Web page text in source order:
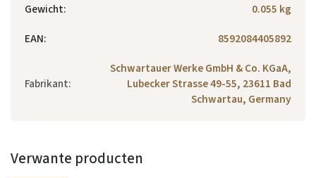
Gewicht:
0.055 kg
EAN: 8592084405892
Fabrikant:
Schwartauer Werke GmbH & Co. KGaA,
Lubecker Strasse 49-55, 23611 Bad
Schwartau, Germany
Verwante producten